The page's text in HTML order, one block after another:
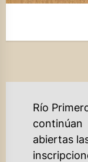
ENTRADAS
Río
continúan
abiertas